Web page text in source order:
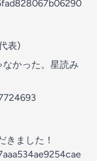
表)
なかった。星読み
きました！